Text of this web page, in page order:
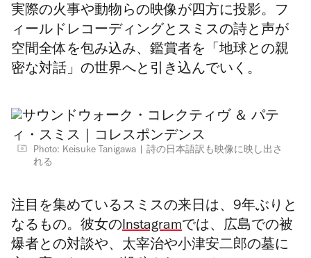
実際の火事や動物らの映像が四方に投影。フ
ィールドレコーディングとスミスの詩と声が
空間全体を包み込み、鑑賞者を「地球との親
密な対話」の世界へと引き込んでいく。
Photo: Keisuke Tanigawa
詩の日本語訳も映像に映し出さ
れる
注目を集めているスミスの来日は、 9年ぶりと
なるもの。彼女のInstagram では、広島での被
爆者との対談や、太宰治や小津安二郎の墓に